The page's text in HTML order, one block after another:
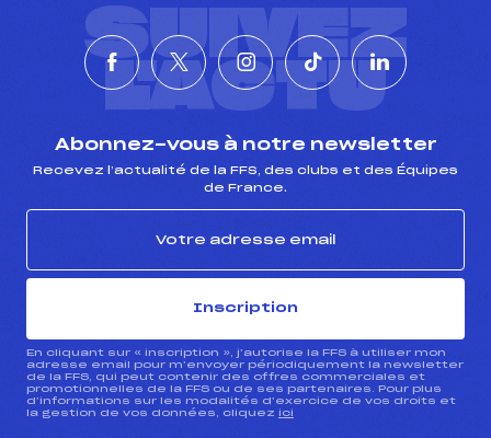
SUIVEZ
L'ACTU
Abonnez-vous à notre newsletter
Recevez l’actualité de la FFS, des clubs et des Équipes
de France.
Inscription
En cliquant sur « inscription », j’autorise la FFS à utiliser mon
adresse email pour m’envoyer périodiquement la newsletter
de la FFS, qui peut contenir des offres commerciales et
promotionnelles de la FFS ou de ses partenaires. Pour plus
d’informations sur les modalités d’exercice de vos droits et
la gestion de vos données, cliquez ici